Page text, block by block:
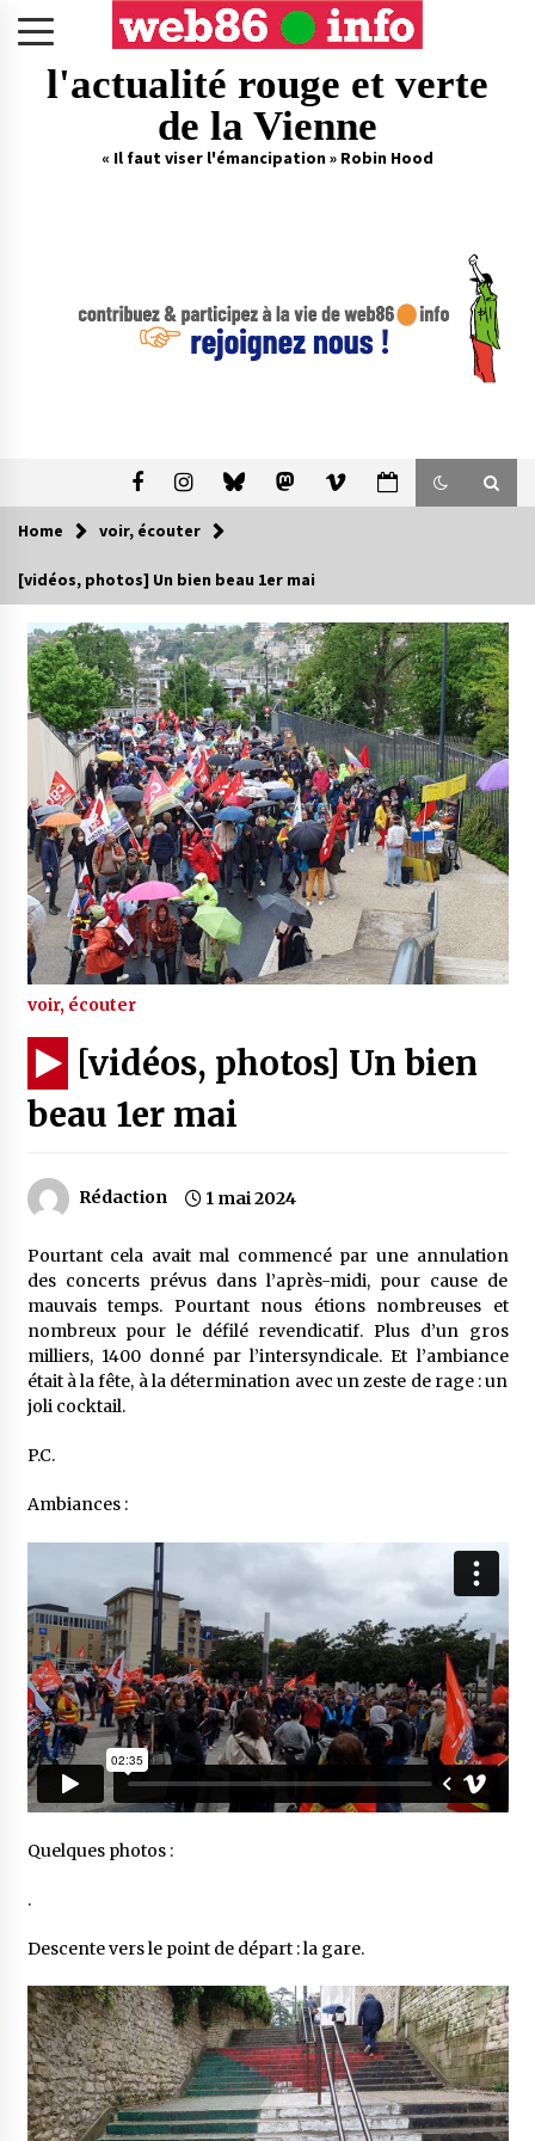
l'actualité rouge et verte
de la Vienne
« Il faut viser l'émancipation » Robin Hood
Home voir, écouter
[vidéos, photos] Un bien beau 1er mai
voir, écouter
[vidéos, photos] Un bien
beau 1er mai
Rédaction 1 mai 2024
Pourtant cela avait mal commencé par une annulation
des concerts prévus dans l’après-midi, pour cause de
mauvais temps. Pourtant nous étions nombreuses et
nombreux pour le défilé revendicatif. Plus d’un gros
milliers, 1400 donné par l’intersyndicale. Et l’ambiance
était à la fête, à la détermination avec un zeste de rage : un
joli cocktail.
P.C.
Ambiances :
Quelques photos :
.
Descente vers le point de départ : la gare.